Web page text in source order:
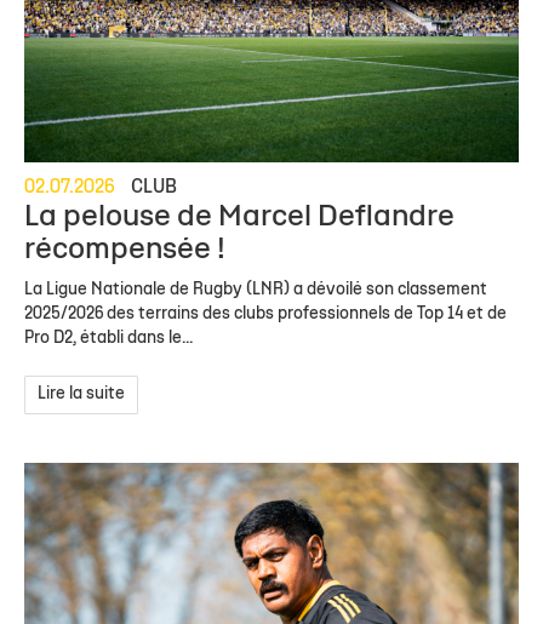
02.07.2026 CLUB
La pelouse de Marcel Deflandre
récompensée !
La Ligue Nationale de Rugby (LNR) a dévoilé son classement
2025/2026 des terrains des clubs professionnels de Top 14 et de
Pro D2, établi dans le...
Lire la suite